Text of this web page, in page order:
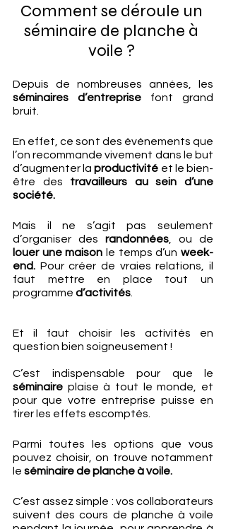
Comment se déroule un
séminaire de planche à
voile ?
séminaires d’entreprise font grand
bruit.
En effet, ce sont des événements que
l’on recommande vivement dans le but
d’augmenter la productivité et le bien-
être des travailleurs au sein d’une
société.
Mais il ne s’agit pas seulement
d’organiser des randonnées
louer une maison le temps d’un week-
end. Pour créer de vraies relations, il
faut mettre en place tout un
programme d’activités
Et il faut choisir les activités en
question bien soigneusement !
séminaire plaise à tout le monde, et
pour que votre entreprise puisse en
tirer les effets escomptés.
Parmi toutes les options que vous
pouvez choisir, on trouve notamment
le séminaire de planche à voile.
C’est assez simple : vos collaborateurs
suivent des cours de planche à voile